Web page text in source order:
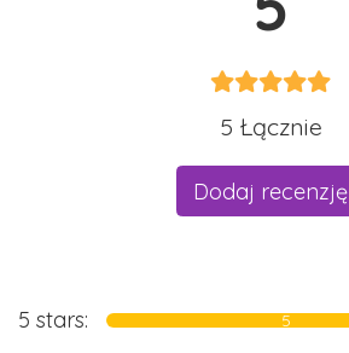
5 Łącznie
Dodaj recenzję
5 stars: 5